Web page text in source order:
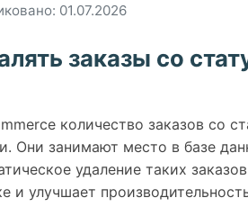
01.07.2026
заказы со
количество заказов со
Они занимают место в базе
удаление таких
и улучшает